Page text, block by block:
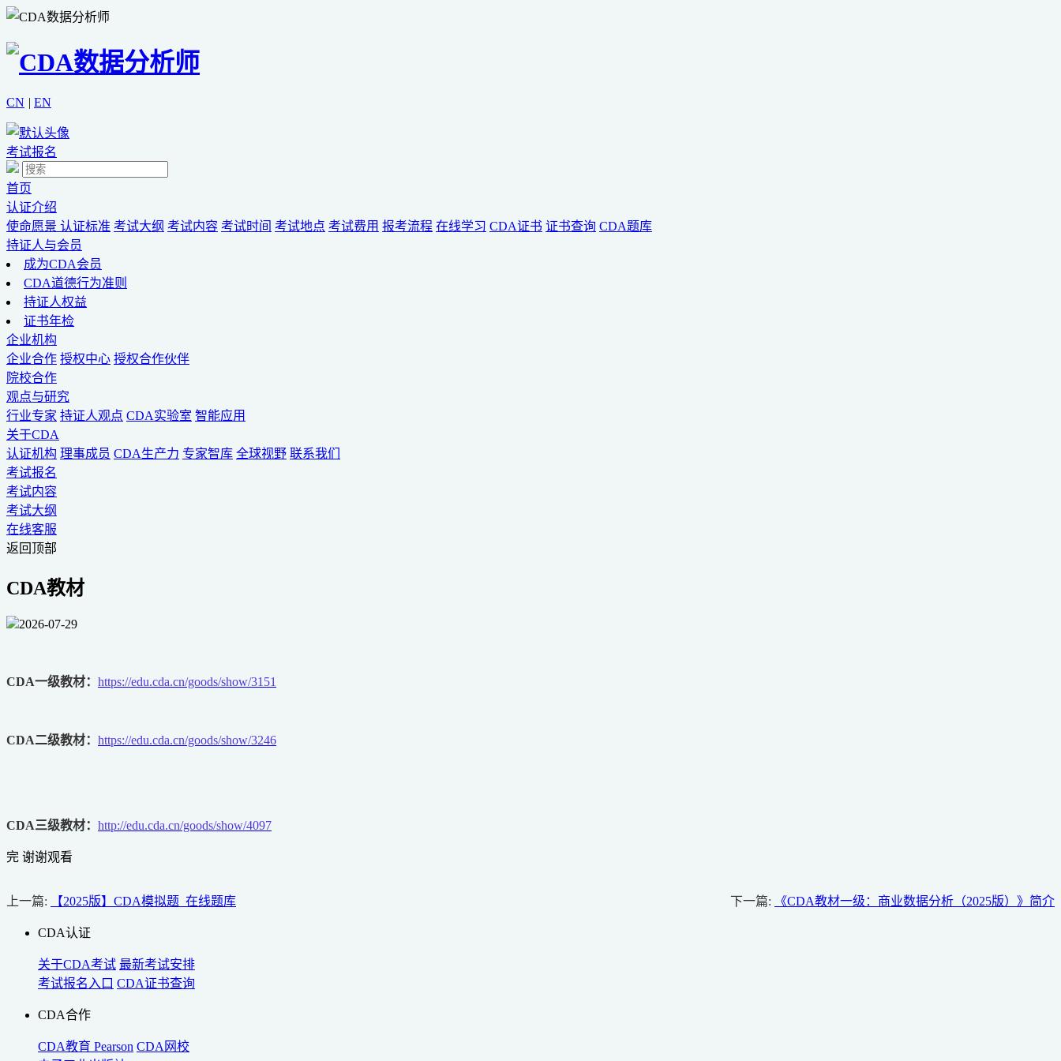
CN | EN
考试报名
首页
认证介绍
使命愿景 认证标准 考试大纲 考试内容 考试时间 考试地点 考试费用 报考流程 在线学习 CDA证书 证书查询 CDA题库
持证人与会员
成为CDA会员
CDA道德行为准则
持证人权益
证书年检
企业机构
企业合作 授权中心 授权合作伙伴
院校合作
观点与研究
行业专家 持证人观点 CDA实验室 智能应用
关于CDA
认证机构 理事成员 CDA生产力 专家智库 全球视野 联系我们
考试报名
考试内容
考试大纲
在线客服
返回顶部
CDA教材
2026-07-29
CDA一级教材： https://edu.cda.cn/goods/show/3151
CDA二级教材： https://edu.cda.cn/goods/show/3246
CDA三级教材： http://edu.cda.cn/goods/show/4097
完 谢谢观看
上一篇: 【2025版】CDA模拟题_在线题库 下一篇: 《CDA教材一级：商业数据分析（2025版）》简介
CDA认证
关于CDA考试 最新考试安排
考试报名入口 CDA证书查询
CDA合作
CDA教育 Pearson CDA网校